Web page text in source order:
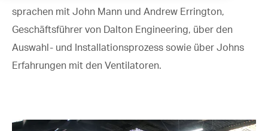
Produktselektor
Vostermans Companies
Kontakt
sprachen mit John Mann und Andrew Errington,
Geschäftsführer von Dalton Engineering, über den
Auswahl- und Installationsprozess sowie über Johns
Erfahrungen mit den Ventilatoren.